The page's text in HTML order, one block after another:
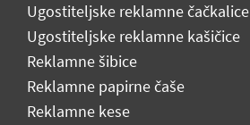
Ugostiteljske reklamne čačkalice
Ugostiteljske reklamne kašičice
Reklamne šibice
Reklamne papirne čaše
Reklamne kese